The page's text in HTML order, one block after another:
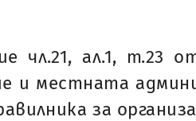
чл.21, ал.1, т.23
и местната
за